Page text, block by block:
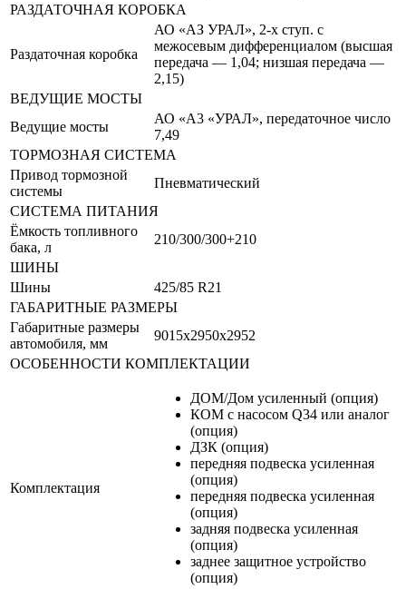
РАЗДАТОЧНАЯ КОРОБКА
Раздаточная коробка
АО «АЗ УРАЛ», 2-х ступ. с
межосевым дифференциалом (высшая
передача — 1,04; низшая передача —
2,15)
ВЕДУЩИЕ МОСТЫ
Ведущие мосты
АО «A3 «УРАЛ», передаточное число
7,49
ТОРМОЗНАЯ СИСТЕМА
Привод тормозной
системы
Пневматический
СИСТЕМА ПИТАНИЯ
Ёмкость топливного
бака, л
210/300/300+210
ШИНЫ
Шины
425/85 R21
ГАБАРИТНЫЕ РАЗМЕРЫ
Габаритные размеры
автомобиля, мм
9015х2950х2952
ОСОБЕННОСТИ КОМПЛЕКТАЦИИ
Комплектация
ДОМ/Дом усиленный (опция)
КОМ с насосом Q34 или аналог
(опция)
ДЗК (опция)
передняя подвеска усиленная
(опция)
передняя подвеска усиленная
(опция)
задняя подвеска усиленная
(опция)
заднее защитное устройство
(опция)